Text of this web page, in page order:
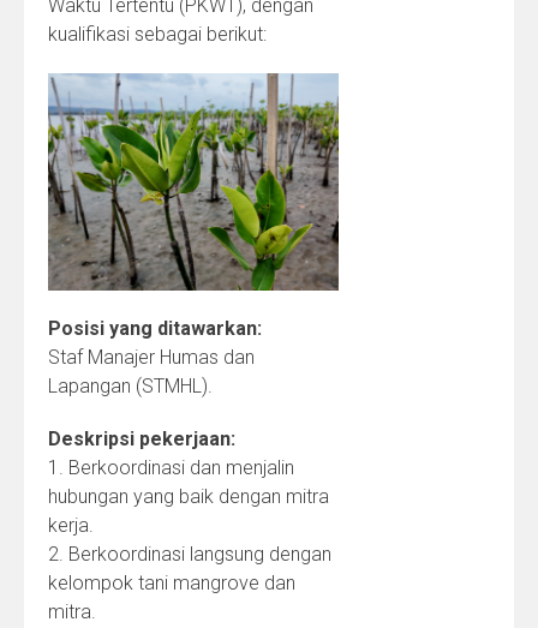
Waktu Tertentu (PKWT), dengan
kualifikasi sebagai berikut:
Posisi yang ditawarkan:
Staf Manajer Humas dan
Lapangan (STMHL).
Deskripsi pekerjaan:
1. Berkoordinasi dan menjalin
hubungan yang baik dengan mitra
kerja.
2. Berkoordinasi langsung dengan
kelompok tani mangrove dan
mitra.